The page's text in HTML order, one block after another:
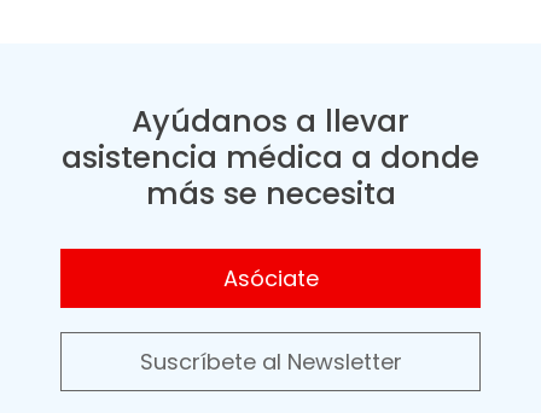
Ayúdanos a llevar
asistencia médica a donde
más se necesita
Asóciate
Suscríbete al Newsletter